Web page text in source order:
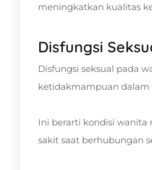
meningkatkan kualitas
Disfungsi
Disfungsi seksual pada
ketidakmampuan dalam
Ini berarti kondisi wanita
sakit saat berhubungan